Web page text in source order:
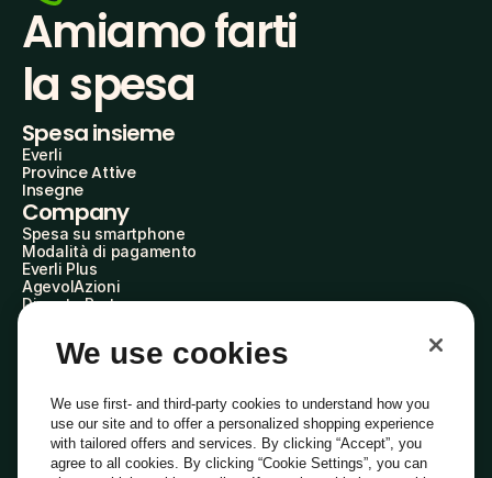
Amiamo farti
la spesa
Spesa insieme
Everli
Province Attive
Insegne
Company
Spesa su smartphone
Modalità di pagamento
Everli Plus
AgevolAzioni
Diventa Partner
Everli Shoppers
About Us
Everli News
Domande frequenti
Lavora con noi
Diventa Shopper
Investitori
We use cookies
We use first- and third-party cookies to understand how you
use our site and to offer a personalized shopping experience
with tailored offers and services. By clicking “Accept”, you
agree to all cookies. By clicking “Cookie Settings”, you can